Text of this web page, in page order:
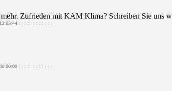
mehr. Zufrieden mit KAM Klima? Schreiben Sie uns
: : : : : : : : : : : :
: : : : : : : : : : : :